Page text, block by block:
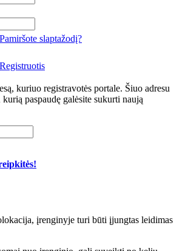
Pamiršote slaptažodį?
Registruotis
kuriuo registravotės portale. Šiuo adresu
paspaudę galėsite sukurti naują
įrenginyje turi būti įjungtas leidimas